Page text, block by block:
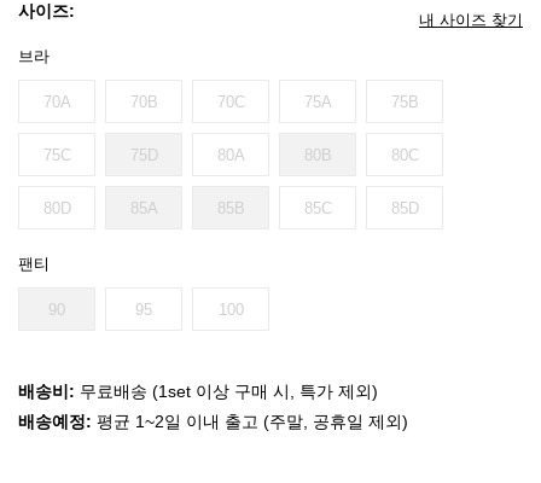
사이즈: 내 사이즈 찾기
브라
70A 70B 70C 75A 75B
75C 75D 80A 80B 80C
80D 85A 85B 85C 85D
팬티
90 95 100
배송비: 무료배송 (1set 이상 구매 시, 특가 제외)
배송예정: 평균 1~2일 이내 출고 (주말, 공휴일 제외)